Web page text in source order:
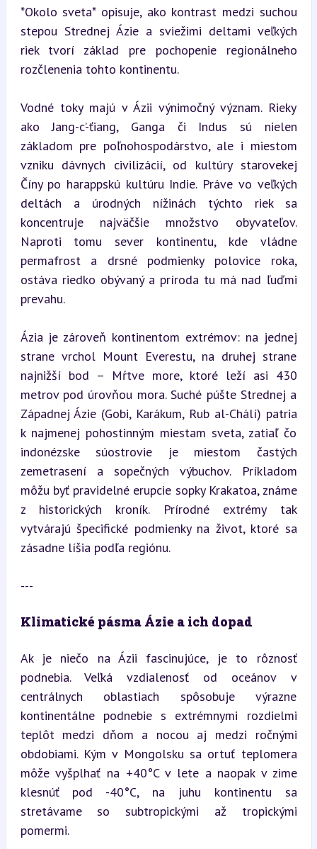
*Okolo sveta* opisuje, ako kontrast medzi suchou
stepou Strednej Ázie a sviežimi deltami veľkých
riek tvorí základ pre pochopenie regionálneho
rozčlenenia tohto kontinentu.
Vodné toky majú v Ázii výnimočný význam. Rieky
ako Jang-c’-ťiang, Ganga či Indus sú nielen
základom pre poľnohospodárstvo, ale i miestom
vzniku dávnych civilizácií, od kultúry starovekej
Číny po harappskú kultúru Indie. Práve vo veľkých
deltách a úrodných nížinách týchto riek sa
koncentruje najväčšie množstvo obyvateľov.
Naproti tomu sever kontinentu, kde vládne
permafrost a drsné podmienky polovice roka,
ostáva riedko obývaný a príroda tu má nad ľuďmi
prevahu.
Ázia je zároveň kontinentom extrémov: na jednej
strane vrchol Mount Everestu, na druhej strane
najnižší bod – Mŕtve more, ktoré leží asi 430
metrov pod úrovňou mora. Suché púšte Strednej a
Západnej Ázie (Gobi, Karákum, Rub al-Chálí) patria
k najmenej pohostinným miestam sveta, zatiaľ čo
indonézske súostrovie je miestom častých
zemetrasení a sopečných výbuchov. Príkladom
môžu byť pravidelné erupcie sopky Krakatoa, známe
z historických kroník. Prírodné extrémy tak
vytvárajú špecifické podmienky na život, ktoré sa
zásadne líšia podľa regiónu.
---
Klimatické pásma Ázie a ich dopad
Ak je niečo na Ázii fascinujúce, je to rôznosť
podnebia. Veľká vzdialenosť od oceánov v
centrálnych oblastiach spôsobuje výrazne
kontinentálne podnebie s extrémnymi rozdielmi
teplôt medzi dňom a nocou aj medzi ročnými
obdobiami. Kým v Mongolsku sa ortuť teplomera
môže vyšplhať na +40°C v lete a naopak v zime
klesnúť pod -40°C, na juhu kontinentu sa
stretávame so subtropickými až tropickými
pomermi.